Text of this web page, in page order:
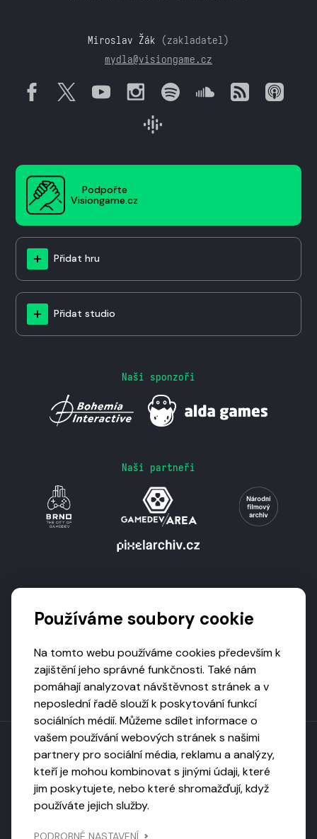
Miroslav Žák (zakladatel)
mydla@visiongame.cz
Podpořte
Visiongame.cz
Přidat hru
Přidat studio
Naši sponzoři
Naši partneři
Toto dílo podléhá licenci CC BY-NC-ND
Uveďte původ, neužívejte komerčně, nezpracovávejte.
Používáme soubory cookie
Na tomto webu používáme cookies především k
zajištění jeho správné funkčnosti. Také nám
pomáhají analyzovat návštěvnost stránek a v
neposlední řadě slouží k poskytování funkcí
sociálních médií. Můžeme sdílet informace o
vašem používání webových stránek s našimi
partnery pro sociální média, reklamu a analýzy,
kteří je mohou kombinovat s jinými údaji, které
jim poskytujete, nebo které shromažďují, když
používáte jejich služby.
PODROBNÉ NASTAVENÍ